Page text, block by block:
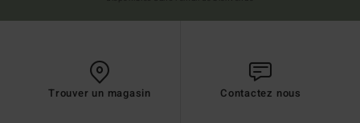
Trouver un magasin Contactez nous